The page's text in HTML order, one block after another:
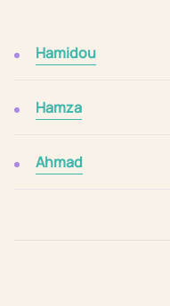
Hamidou
Hamza
Ahmad